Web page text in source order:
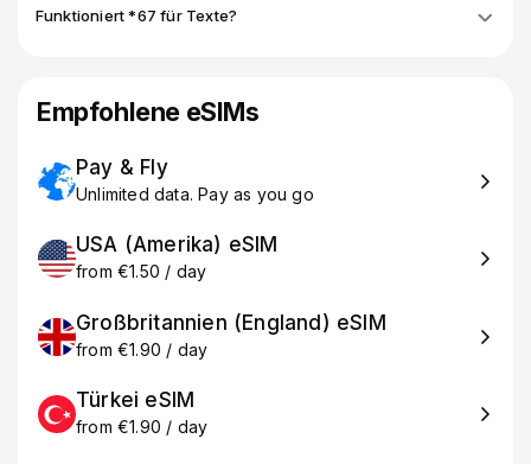
Funktioniert *67 für Texte?
Empfohlene eSIMs
Pay & Fly
Unlimited data. Pay as you go
USA (Amerika) eSIM
from €1.50 / day
Großbritannien (England) eSIM
from €1.90 / day
Türkei eSIM
from €1.90 / day